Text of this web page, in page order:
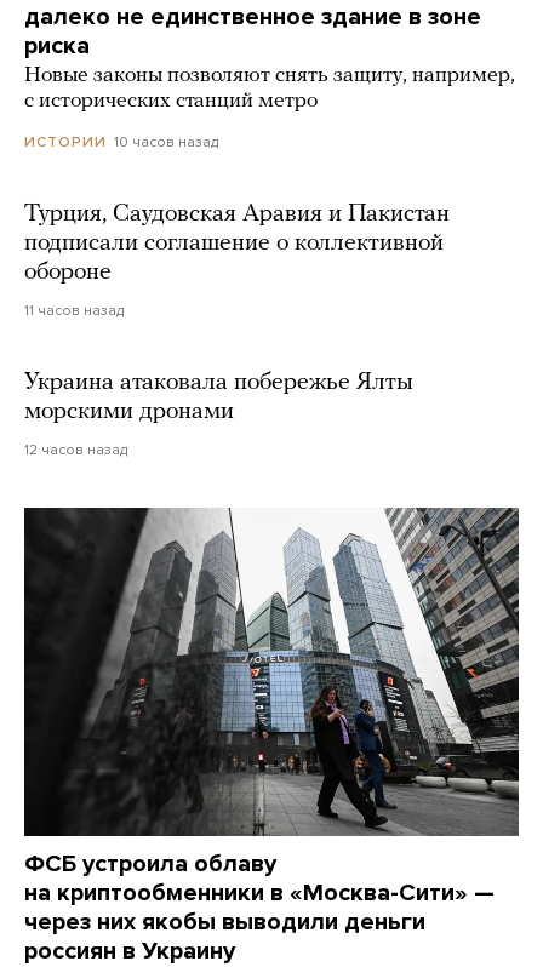
далеко не единственное здание в зоне
риска
Новые законы позволяют снять защиту, например,
с исторических станций метро
ИСТОРИИ 10 часов назад
Турция, Саудовская Аравия и Пакистан
подписали соглашение о коллективной
обороне
11 часов назад
Украина атаковала побережье Ялты
морскими дронами
12 часов назад
ФСБ устроила облаву
на криптообменники в «Москва-Сити» —
через них якобы выводили деньги
россиян в Украину